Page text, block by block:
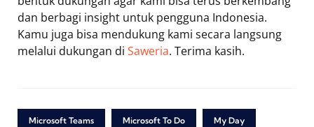
dan berbagi insight untuk pengguna Indonesia.
Kamu juga bisa mendukung kami secara langsung
melalui dukungan di Saweria. Terima kasih.
Microsoft Teams Microsoft To Do My Day